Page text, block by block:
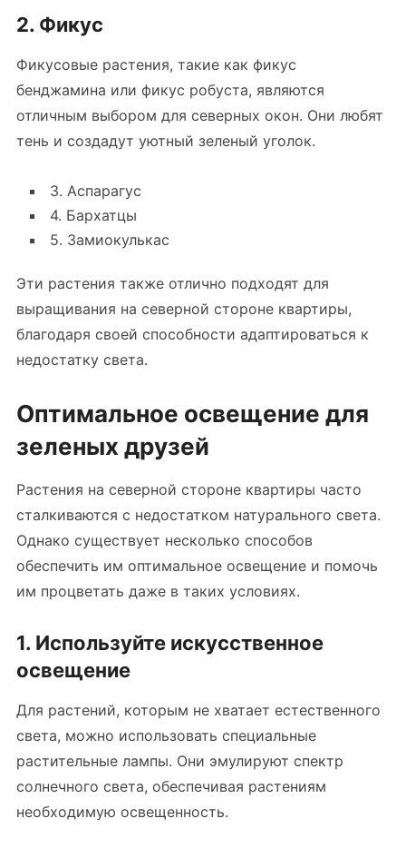
2. Фикус
Фикусовые растения, такие как фикус
бенджамина или фикус робуста, являются
отличным выбором для северных окон. Они любят
тень и создадут уютный зеленый уголок.
3. Аспарагус
4. Бархатцы
5. Замиокулькас
Эти растения также отлично подходят для
выращивания на северной стороне квартиры,
благодаря своей способности адаптироваться к
недостатку света.
Оптимальное освещение для
зеленых друзей
Растения на северной стороне квартиры часто
сталкиваются с недостатком натурального света.
Однако существует несколько способов
обеспечить им оптимальное освещение и помочь
им процветать даже в таких условиях.
1. Используйте искусственное
освещение
Для растений, которым не хватает естественного
света, можно использовать специальные
растительные лампы. Они эмулируют спектр
солнечного света, обеспечивая растениям
необходимую освещенность.